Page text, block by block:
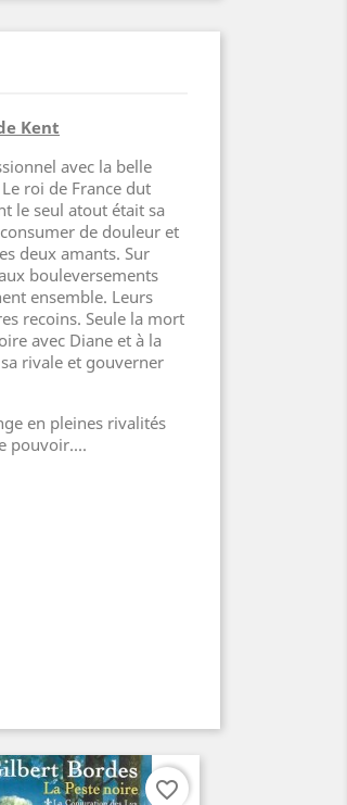
Kent
avec la belle
roi de France dut
le seul atout était sa
de douleur et
deux amants. Sur
bouleversements
ensemble. Leurs
recoins. Seule la mort
avec Diane et à la
rivale et gouverner
en pleines rivalités
pouvoir....
favorite_border